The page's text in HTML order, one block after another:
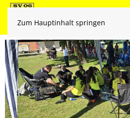
Zum Hauptinhalt springen